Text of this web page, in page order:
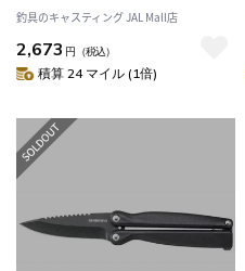
釣具のキャスティング JAL Mall店
2,673 円 （税込）
積算 24 マイル (1倍)